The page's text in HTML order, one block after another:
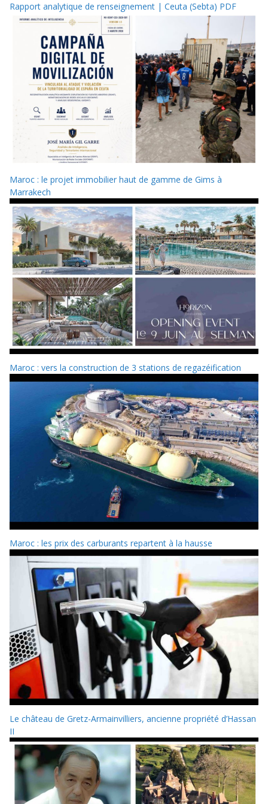
Rapport analytique de renseignement | Ceuta (Sebta) PDF
Maroc : le projet immobilier haut de gamme de Gims à
Marrakech
Maroc : vers la construction de 3 stations de regazéification
Maroc : les prix des carburants repartent à la hausse
Le château de Gretz-Armainvilliers, ancienne propriété d’Hassan
II